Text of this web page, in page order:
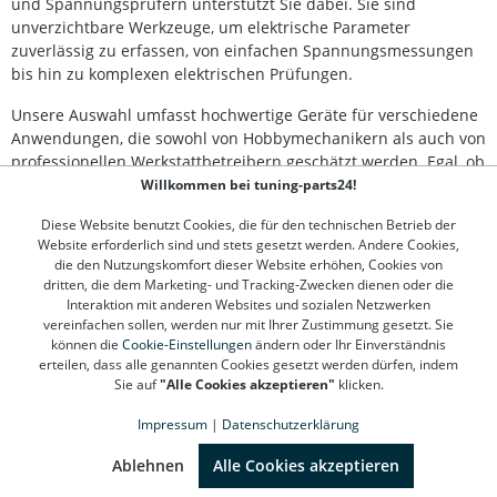
Polaritätsschutz Kompaktes, leichtes Design – ideal für
unterwegs Inklusive Zubehör und Batterien für den
sofortigen Start Lieferumfang: 1x Digital-Zangen-
Multimeter 2x Messkabel 2x 1,5 V (AAA) Batterien 1x
und Spannungsprüfern unterstützt Sie dabei. Sie sind
unverzichtbare Werkzeuge, um elektrische Parameter
zuverlässig zu erfassen, von einfachen Spannungsmessungen
bis hin zu komplexen elektrischen Prüfungen.
Unsere Auswahl umfasst hochwertige Geräte für verschiedene
Anwendungen, die sowohl von Hobbymechanikern als auch von
professionellen Werkstattbetreibern geschätzt werden. Egal, ob
Multimeterfür präzise Strom- und
einfache und schnelle Tests benötigen, bei uns finden Sie das
passende Gerät.
Unsere Messgeräte zeichnen sich durch ihre Genauigkeit und
Langlebigkeit aus und sind daher ideal für den täglichen
Einsatz. Rüsten Sie Ihre Werkstatt mit den besten Instrumenten
aus und stellen Sie sicher, dass Sie stets genaue Diagnosen
durchführen können. Entdecken Sie unser hochwertiges
überzeugen Sie sich selbst von der Qualität unserer Produkte.
Willkommen bei tuning-parts24!
Diese Website benutzt Cookies, die für den technischen Betrieb der
Website erforderlich sind und stets gesetzt werden. Andere Cookies,
die den Nutzungskomfort dieser Website erhöhen, Cookies von
dritten, die dem Marketing- und Tracking-Zwecken dienen oder die
Interaktion mit anderen Websites und sozialen Netzwerken
vereinfachen sollen, werden nur mit Ihrer Zustimmung gesetzt. Sie
können die Cookie-Einstellungenändern oder Ihr Einverständnis
erteilen, dass alle genannten Cookies gesetzt werden dürfen, indem
Sie auf"Alle Cookies akzeptieren" klicken.
Impressum | Datenschutzerklärung
Ablehnen Alle Cookies akzeptieren
(4.78 / 5)
1310
Bewertungen bei: google.de, shopvote.de ⓘ
Informationen zur Echtheit der Bewertungen